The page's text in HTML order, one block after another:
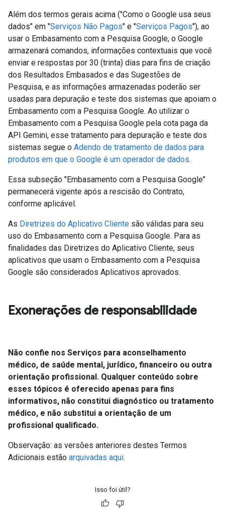
Além dos termos gerais acima ("Como o Google usa seus
dados" em "Serviços Não Pagos" e "Serviços Pagos"), ao
usar o Embasamento com a Pesquisa Google, o Google
armazenará comandos, informações contextuais que você
enviar e respostas por 30 (trinta) dias para fins de criação
dos Resultados Embasados e das Sugestões de
Pesquisa, e as informações armazenadas poderão ser
usadas para depuração e teste dos sistemas que apoiam o
Embasamento com a Pesquisa Google. Ao utilizar o
Embasamento com a Pesquisa Google pela cota paga da
API Gemini, esse tratamento para depuração e teste dos
sistemas segue o Adendo de tratamento de dados para
produtos em que o Google é um operador de dados.
Essa subseção "Embasamento com a Pesquisa Google"
permanecerá vigente após a rescisão do Contrato,
conforme aplicável.
As Diretrizes do Aplicativo Cliente são válidas para seu
uso do Embasamento com a Pesquisa Google. Para as
finalidades das Diretrizes do Aplicativo Cliente, seus
aplicativos que usam o Embasamento com a Pesquisa
Google são considerados Aplicativos aprovados.
Exonerações de responsabilidade
Não confie nos Serviços para aconselhamento
médico, de saúde mental, jurídico, financeiro ou outra
orientação profissional. Qualquer conteúdo sobre
esses tópicos é oferecido apenas para fins
informativos, não constitui diagnóstico ou tratamento
médico, e não substitui a orientação de um
profissional qualificado.
Observação: as versões anteriores destes Termos
Adicionais estão arquivadas aqui.
Isso foi útil?